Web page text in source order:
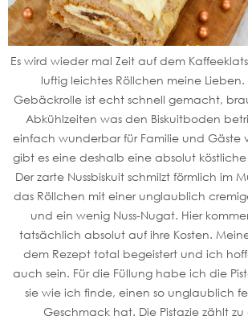
Es wird wieder mal Zeit auf dem
luftig leichtes Röllchen meine Lieben.
Gebäckrolle ist echt schnell gemacht,
Abkühlzeiten was den Biskuitboden
einfach wunderbar für Familie und Gäste
gibt es eine deshalb eine absolut köstliche
Der zarte Nussbiskuit schmilzt förmlich im
das Röllchen mit einer unglaublich
und ein wenig Nuss-Nugat. Hier
tatsächlich absolut auf ihre Kosten.
dem Rezept total begeistert und ich
auch sein. Für die Füllung habe ich die
sie wie ich finde, einen so unglaublich
Geschmack hat. Die Pistazie zählt